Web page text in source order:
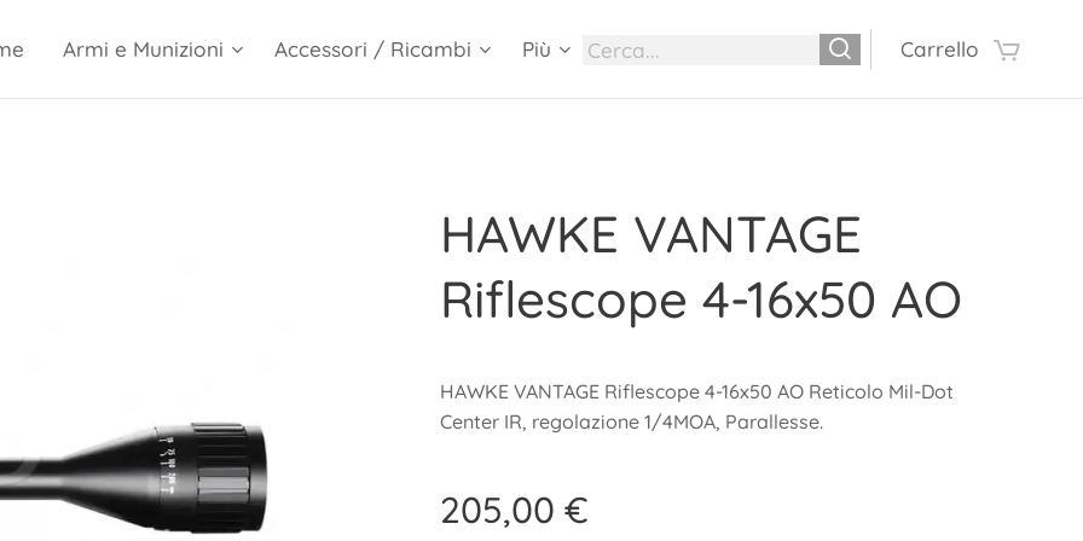
Armi e Munizioni Accessori / Ricambi Più Carrello
HAWKE VANTAGE
Riflescope 4-16x50 AO
HAWKE VANTAGE Riflescope 4-16x50 AO Reticolo Mil-Dot
Center IR, regolazione 1/4MOA, Parallesse.
205,00 €